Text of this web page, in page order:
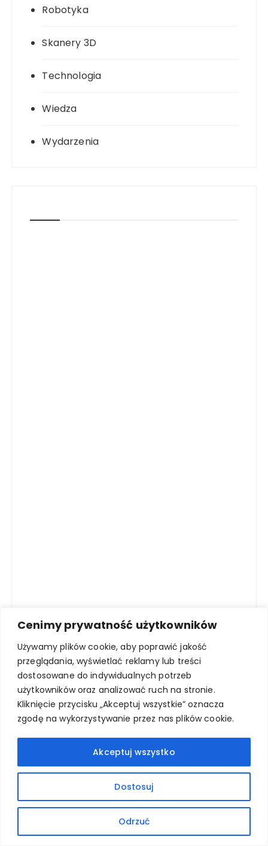
Cenimy prywatność użytkowników
Używamy plików cookie, aby poprawić jakość
przeglądania, wyświetlać reklamy lub treści
dostosowane do indywidualnych potrzeb
użytkowników oraz analizować ruch na stronie.
Kliknięcie przycisku „Akceptuj wszystkie” oznacza
zgodę na wykorzystywanie przez nas plików cookie.
Dostosuj
Odrzuć
Akceptuj wszystko
Robotyka
Skanery 3D
Technologia
Wiedza
Wydarzenia
OSTATNIE ARTYKUŁY
Czy warto kupić obudowę PopCap do
U1? Testuje i porównuje
8 praktycznych wydruków 3D do ogrodu
8 Powodów odklejania się 1 warstwy od
stołu w drukarce 3D
Moje ulubione wydruki 3D w latach 2011 –